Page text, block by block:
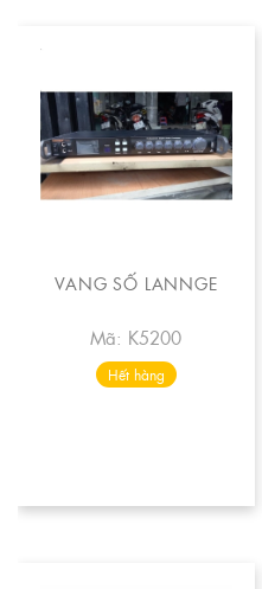
VANG SỐ LANNGE
Mã: K5200
Hết hàng